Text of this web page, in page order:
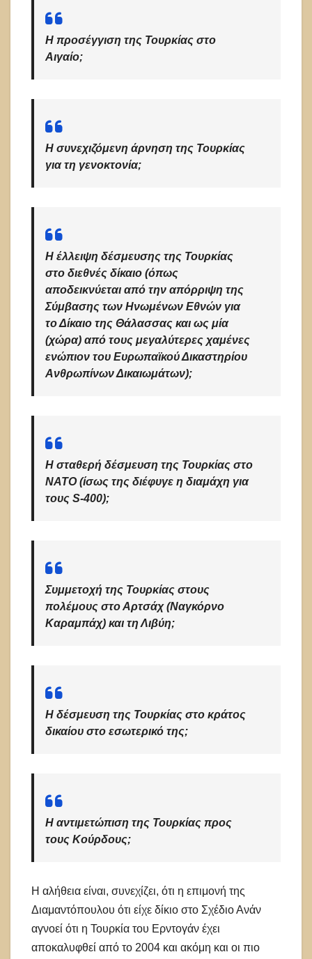
Η προσέγγιση της Τουρκίας στο
Αιγαίο;
Η συνεχιζόμενη άρνηση της Τουρκίας
για τη γενοκτονία;
Η έλλειψη δέσμευσης της Τουρκίας
στο διεθνές δίκαιο (όπως
αποδεικνύεται από την απόρριψη της
Σύμβασης των Ηνωμένων Εθνών για
το Δίκαιο της Θάλασσας και ως μία
(χώρα) από τους μεγαλύτερες χαμένες
ενώπιον του Ευρωπαϊκού Δικαστηρίου
Ανθρωπίνων Δικαιωμάτων);
Η σταθερή δέσμευση της Τουρκίας στο
ΝΑΤΟ (ίσως της διέφυγε η διαμάχη για
τους S-400);
Συμμετοχή της Τουρκίας στους
πολέμους στο Αρτσάχ (Ναγκόρνο
Καραμπάχ) και τη Λιβύη;
Η δέσμευση της Τουρκίας στο κράτος
δικαίου στο εσωτερικό της;
Η αντιμετώπιση της Τουρκίας προς
τους Κούρδους;
Η αλήθεια είναι, συνεχίζει, ότι η επιμονή της
Διαμαντόπουλου ότι είχε δίκιο στο Σχέδιο Ανάν
αγνοεί ότι η Τουρκία του Ερντογάν έχει
αποκαλυφθεί από το 2004 και ακόμη και οι πιο